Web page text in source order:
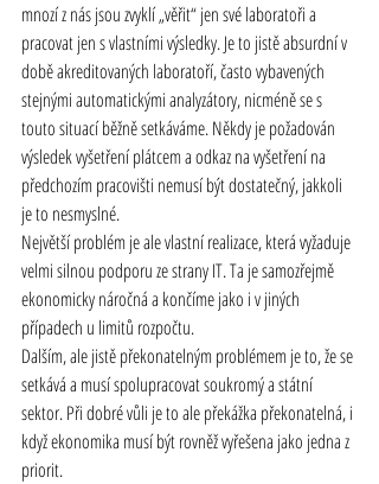
mnozí z nás jsou zvyklí „věřit“ jen své laboratoři a
pracovat jen s vlastními výsledky. Je to jistě absurdní v
době akreditovaných laboratoří, často vybavených
stejnými automatickými analyzátory, nicméně se s
touto situací běžně setkáváme. Někdy je požadován
výsledek vyšetření plátcem a odkaz na vyšetření na
předchozím pracovišti nemusí být dostatečný, jakkoli
je to nesmyslné.
Největší problém je ale vlastní realizace, která vyžaduje
velmi silnou podporu ze strany IT. Ta je samozřejmě
ekonomicky náročná a končíme jako i v jiných
případech u limitů rozpočtu.
Dalším, ale jistě překonatelným problémem je to, že se
setkává a musí spolupracovat soukromý a státní
sektor. Při dobré vůli je to ale překážka překonatelná, i
když ekonomika musí být rovněž vyřešena jako jedna z
priorit.